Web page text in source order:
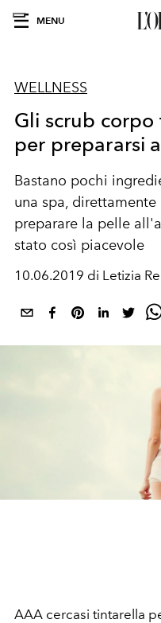
MENU
WELLNESS
Gli scrub
per prepararsi
Bastano pochi
una spa,
preparare la pelle
stato così piacevole
10.06.2019 di Letizia
AAA cercasi tintarella